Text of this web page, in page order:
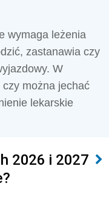
wymaga leżenia
zastanawia czy
W
można jechać
lekarskie
2026 i 2027